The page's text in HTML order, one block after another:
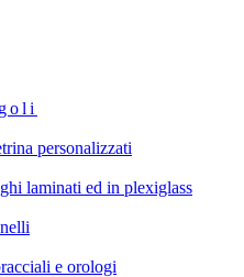
personalizzati
laminati ed in plexiglass
e orologi